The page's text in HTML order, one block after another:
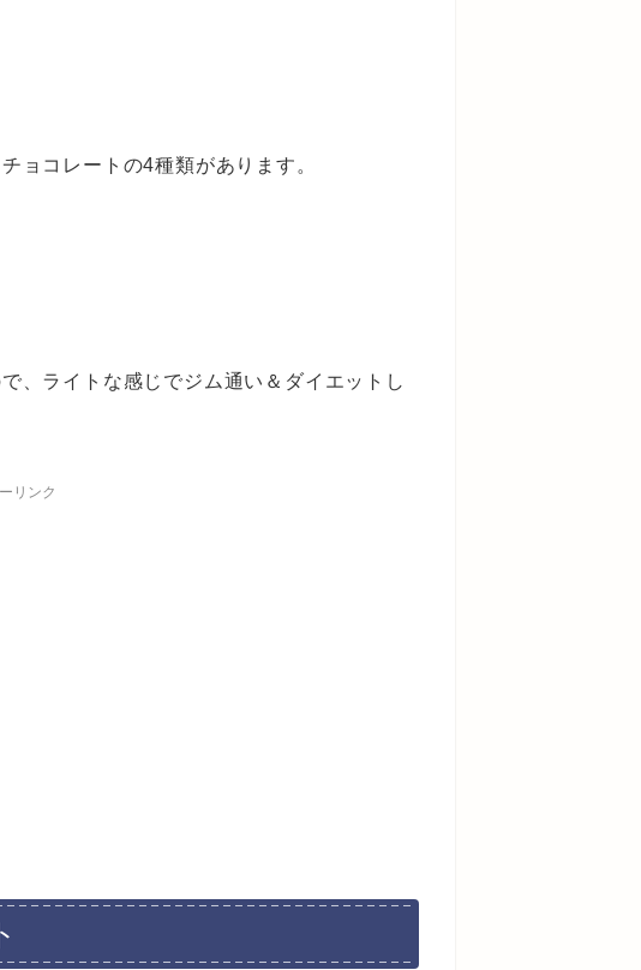
ョコレートの4種類があります。
、ライトな感じでジム通い＆ダイエットし
リンク